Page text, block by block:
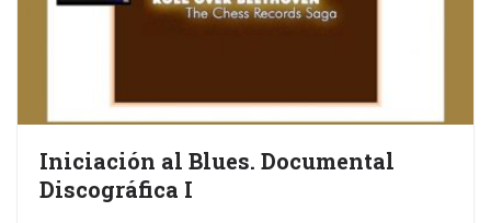
Iniciación al Blues. Documental
Discográfica I